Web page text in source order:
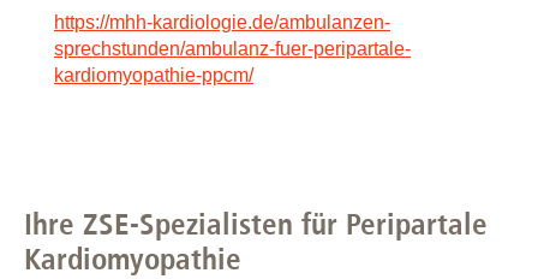
https://mhh-kardiologie.de/ambulanzen-
sprechstunden/ambulanz-fuer-peripartale-
kardiomyopathie-ppcm/
Ihre ZSE-Spezialisten für Peripartale
Kardiomyopathie